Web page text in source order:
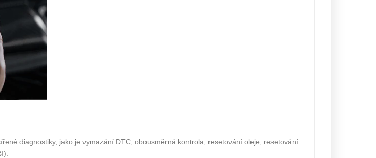
diagnostiky, jako je vymazání DTC, obousměrná kontrola, resetování oleje, resetování